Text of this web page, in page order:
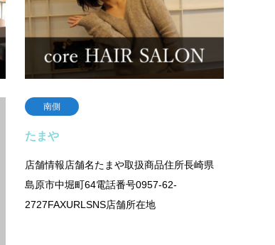
ココア・その他HOT＆COLDドリン…
続きを読む
南側
たまや
店舗情報店舗名たまや取扱商品住所長崎県
島原市中堀町64電話番号0957-62-
2727FAXURLSNS店舗所在地